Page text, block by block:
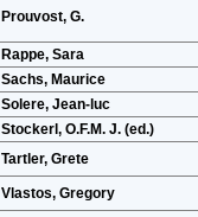
Prouvost, G.
Rappe, Sara
Sachs, Maurice
Solere, Jean-luc
Stockerl, O.F.M. J. (ed.)
Tartler, Grete
Vlastos, Gregory